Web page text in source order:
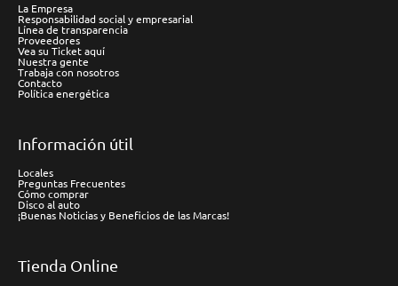
La Empresa
Responsabilidad social y empresarial
Línea de transparencia
Proveedores
Vea su Ticket aquí
Nuestra gente
Trabaja con nosotros
Contacto
Política energética
Información útil
Locales
Preguntas Frecuentes
Cómo comprar
Disco al auto
¡Buenas Noticias y Beneficios de las Marcas!
Tienda Online